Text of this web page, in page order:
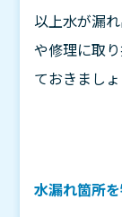
以上水が漏
や修理に取
ておきましょ
水漏れ箇所